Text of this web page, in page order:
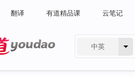
翻译 有道精品课 云笔记
中英